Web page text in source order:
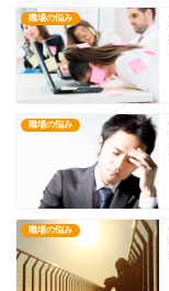
職場の悩み
職場の悩み
職場の悩み